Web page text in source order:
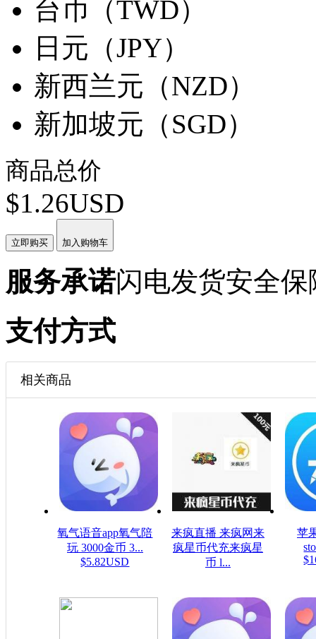
台币（TWD）
日元（JPY）
新西兰元（NZD）
新加坡元（SGD）
商品总价
$1.26USD
立即购买 加入购物车
服务承诺闪电发货安全保
支付方式
相关商品
氧气语音app氧气陪
玩 3000金币 3...
$5.82USD
来疯直播 来疯网来
疯星币代充来疯星
币 l...
苹